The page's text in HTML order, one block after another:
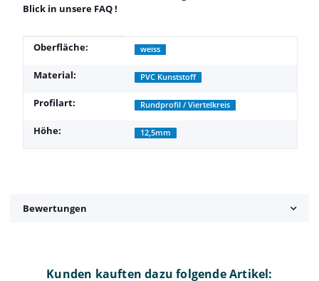
Blick in unsere FAQ!
Produkteigenschaft
Wert
Oberfläche: weiss
Material: PVC Kunststoff
Profilart: Rundprofil / Viertelkreis
Höhe: 12,5mm
Bewertungen
Kunden kauften dazu folgende Artikel: